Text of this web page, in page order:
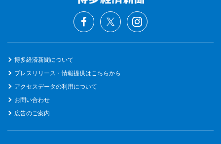
博多経済新聞について
プレスリリース・情報提供はこちらから
アクセスデータの利用について
お問い合わせ
広告のご案内